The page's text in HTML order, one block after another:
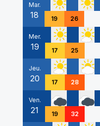
Mar.
18 19 26
Mer.
19 17 25
Jeu.
20 17 28
Ven.
21 19 32